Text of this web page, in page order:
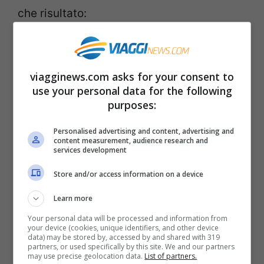
che risultato:
6 pezzi grandi di zucca
pangrattato q.b.
2 uova
50 g di parmigiano
prezzemolo q.b.
olio extra vergine di oliva q.b.
Preparazione:
Taglia la zucca a fette eliminando la
viagginews.com asks for your consent to
use your personal data for the following
purposes:
Personalised advertising and content, advertising and
content measurement, audience research and
services development
Store and/or access information on a device
Learn more
Your personal data will be processed and information from
your device (cookies, unique identifiers, and other device
data) may be stored by, accessed by and shared with 319
partners, or used specifically by this site. We and our partners
may use precise geolocation data. List of partners.